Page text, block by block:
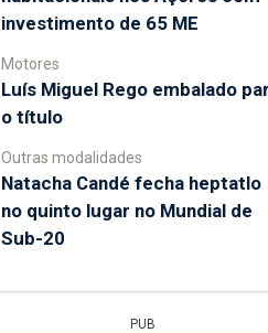
investimento de 65 ME
Motores
Luís Miguel Rego embalado
o título
Outras modalidades
Natacha Candé fecha heptatlo
no quinto lugar no Mundial de
Sub-20
PUB